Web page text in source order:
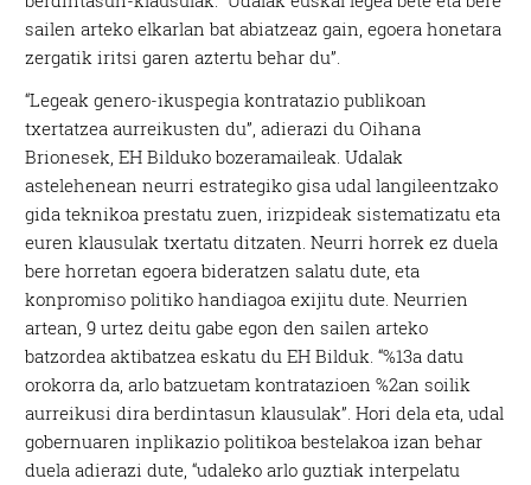
sailen arteko elkarlan bat abiatzeaz gain, egoera honetara
zergatik iritsi garen aztertu behar du”.
“Legeak genero-ikuspegia kontratazio publikoan
txertatzea aurreikusten du”, adierazi du Oihana
Brionesek, EH Bilduko bozeramaileak. Udalak
astelehenean neurri estrategiko gisa udal langileentzako
gida teknikoa prestatu zuen, irizpideak sistematizatu eta
euren klausulak txertatu ditzaten. Neurri horrek ez duela
bere horretan egoera bideratzen salatu dute, eta
konpromiso politiko handiagoa exijitu dute. Neurrien
artean, 9 urtez deitu gabe egon den sailen arteko
batzordea aktibatzea eskatu du EH Bilduk. “%13a datu
orokorra da, arlo batzuetam kontratazioen %2an soilik
aurreikusi dira berdintasun klausulak”. Hori dela eta, udal
gobernuaren inplikazio politikoa bestelakoa izan behar
duela adierazi dute, “udaleko arlo guztiak interpelatu